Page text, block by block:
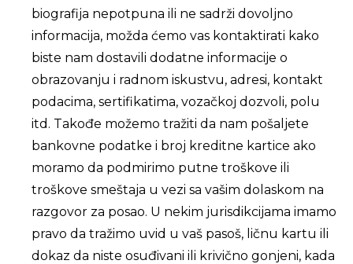
biografija nepotpuna ili ne sadrži dovoljno
informacija, možda ćemo vas kontaktirati kako
biste nam dostavili dodatne informacije o
obrazovanju i radnom iskustvu, adresi, kontakt
podacima, sertifikatima, vozačkoj dozvoli, polu
itd. Takođe možemo tražiti da nam pošaljete
bankovne podatke i broj kreditne kartice ako
moramo da podmirimo putne troškove ili
troškove smeštaja u vezi sa vašim dolaskom na
razgovor za posao. U nekim jurisdikcijama imamo
pravo da tražimo uvid u vaš pasoš, ličnu kartu ili
dokaz da niste osuđivani ili krivično gonjeni, kada